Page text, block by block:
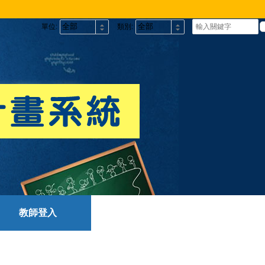
教師登入
單位: 類別: